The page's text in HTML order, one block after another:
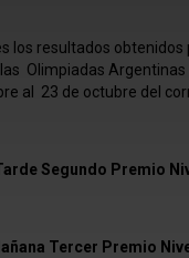
los resultados
Olimpiadas
al 23 de octubre del
Segundo Premio
Tercer Premio